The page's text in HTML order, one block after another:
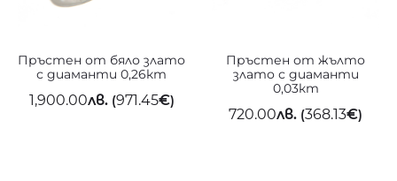
Пръстен от бяло злато
с диаманти 0,26кт
1,900.00лв.(971.45€)
Пръстен от жълто
злато с диаманти
0,03кт
720.00лв. (368.13€)